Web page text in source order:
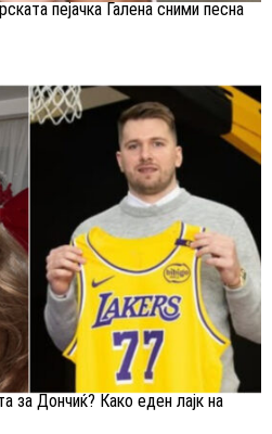
пејачка Галена сними песна
за Дончиќ? Како еден лајк на